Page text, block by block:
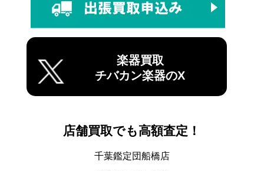
楽器買取
チバカン楽器のX
店舗買取でも高額査定！
千葉鑑定団船橋店